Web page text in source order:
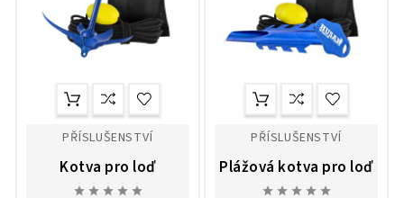
PŘÍSLUŠENSTVÍ
Kotva pro loď
    
PŘÍSLUŠENSTVÍ
Plážová kotva pro loď
    